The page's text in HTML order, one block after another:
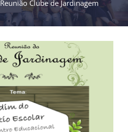
Reunião Clube de Jardinagem